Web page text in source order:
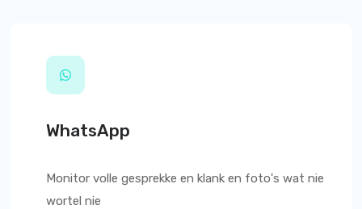
WhatsApp
Monitor volle gesprekke en klank en foto's wat nie
wortel nie